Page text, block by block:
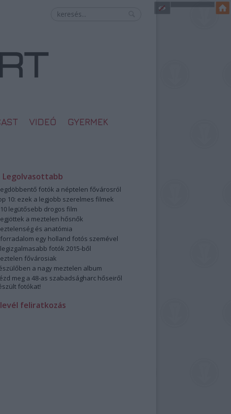
VIDEÓ GYERMEK
Legolvasottabb
fotók a néptelen fővárosról
10: ezek a legjobb szerelmes filmek
legütősebb drogos film
a meztelen hősnők
és anatómia
egy holland fotós szemével
fotók 2015-ből
fővárosiak
a nagy meztelen album
meg a 48-as szabadságharc hőseiről
fotókat!
feliratkozás